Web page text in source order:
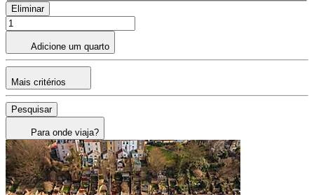
Eliminar
Adicione um quarto
Mais critérios
Pesquisar
Para onde viaja?